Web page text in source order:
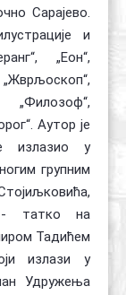
Сарајево.
и
„Еон“,
„Жврљоскоп“,
„Филозоф“,
Аутор је
излазио у
групним
- татко на
Тадићем
излази у
Удружења